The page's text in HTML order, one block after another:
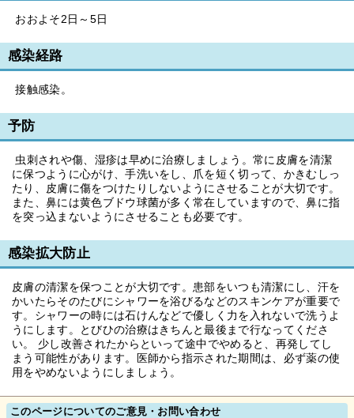
おおよそ2日～5日
感染経路
接触感染。
予防
虫刺されや傷、湿疹は早めに治療しましょう。常に皮膚を清潔
に保つように心がけ、手洗いをし、爪を短く切って、かきむしっ
たり、皮膚に傷をつけたりしないようにさせることが大切です。
また、鼻には黄色ブドウ球菌が多く常在していますので、鼻に指
を突っ込まないようにさせることも必要です。
感染拡大防止
皮膚の清潔を保つことが大切です。患部をいつも清潔にし、汗を
かいたらそのたびにシャワーを浴びるなどのスキンケアが重要で
す。シャワーの時には石けんなどで優しく力を入れないで洗うよ
うにします。とびひの治療はきちんと最後まで行なってくださ
い。 少し改善されたからといって途中でやめると、再発してし
まう可能性があります。医師から指示された期間は、必ず薬の使
用をやめないようにしましょう。
このページについてのご意見・お問い合わせ